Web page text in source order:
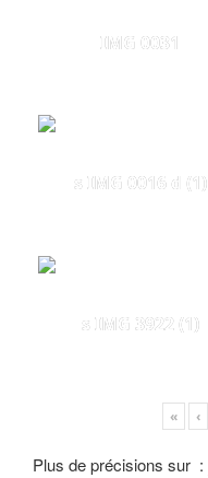
IMG 0031
s IMG 0016 d (1)
s IMG 3922 (1)
« ‹
Plus de précisions sur :